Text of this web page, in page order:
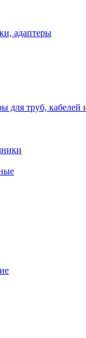
адаптеры
для труб, кабелей